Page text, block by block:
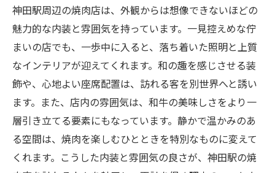
新たな味覚を体験できる焼肉店の探訪
和牛と特製タレの新たなマリアージュ
焼肉の新しい楽しみ方を提案する名店
神田駅でしか味わえない焼肉の魅力
神田駅の隠れた焼肉店で知る美味しさの秘密
隠れた名店の秘訣—美味しさの追求
調理法と素材にこだわる名店の裏側
焼肉の美味しさを引き出す職人の技
神田駅周辺の焼肉店は、外観からは想像できないほどの
魅力的な内装と雰囲気を持っています。一見控えめな佇
まいの店でも、一歩中に入ると、落ち着いた照明と上質
なインテリアが迎えてくれます。和の趣を感じさせる装
飾や、心地よい座席配置は、訪れる客を別世界へと誘い
ます。また、店内の雰囲気は、和牛の美味しさをより一
層引き立てる要素にもなっています。静かで温かみのあ
る空間は、焼肉を楽しむひとときを特別なものに変えて
くれます。こうした内装と雰囲気の良さが、神田駅の焼